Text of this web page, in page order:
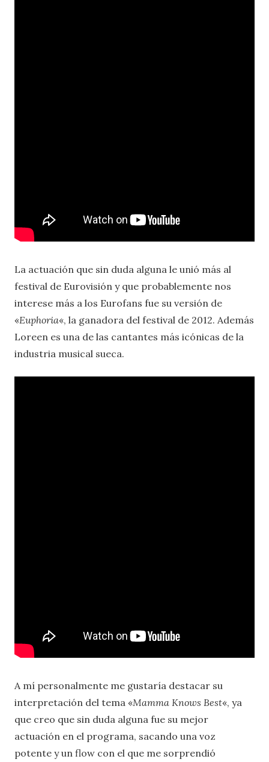
La actuación que sin duda alguna le unió más al
festival de Eurovisión y que probablemente nos
interese más a los Eurofans fue su versión de
«Euphoria«, la ganadora del festival de 2012. Además
Loreen es una de las cantantes más icónicas de la
industria musical sueca.
A mí personalmente me gustaría destacar su
interpretación del tema «Mamma Knows Best«, ya
que creo que sin duda alguna fue su mejor
actuación en el programa, sacando una voz
potente y un flow con el que me sorprendió